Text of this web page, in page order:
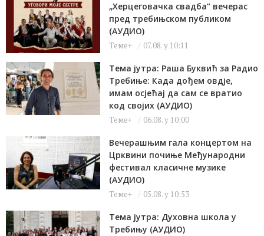
„Херцеговачка свадба“ вечерас
пред требињском публиком
(АУДИО)
Теме+ 07.08. у 10:11
Тема јутра: Раша Буквић за Радио
Требиње: Када дођем овдје,
имам осјећај да сам се вратио
код својих (АУДИО)
Теме+ 06.08. у 10:00
Вечерашњим гала концертом на
Црквини почиње Међународни
фестивал класичне музике
(АУДИО)
Теме+ 05.08. у 10:53
Тема јутра: Духовна школа у
Требињу (АУДИО)